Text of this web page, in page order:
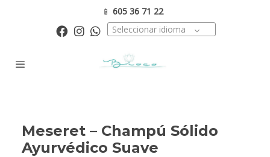
📱 605 36 71 22
Seleccionar idioma
Meseret – Champú Sólido
Ayurvédico Suave